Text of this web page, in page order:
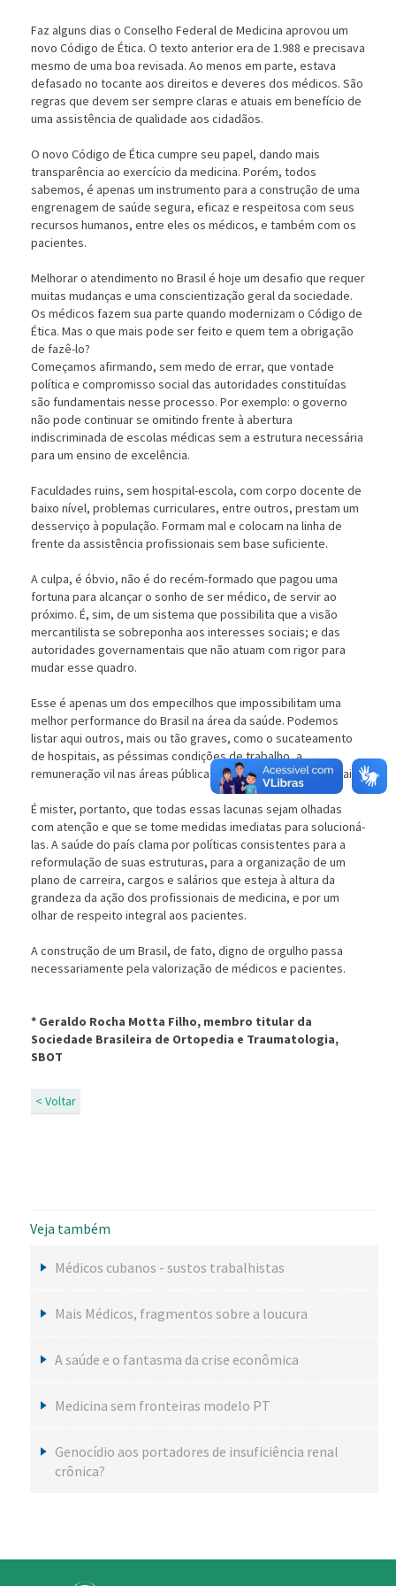
Faz alguns dias o Conselho Federal de Medicina aprovou um
novo Código de Ética. O texto anterior era de 1.988 e precisava
mesmo de uma boa revisada. Ao menos em parte, estava
defasado no tocante aos direitos e deveres dos médicos. São
regras que devem ser sempre claras e atuais em benefício de
uma assistência de qualidade aos cidadãos.
O novo Código de Ética cumpre seu papel, dando mais
transparência ao exercício da medicina. Porém, todos
sabemos, é apenas um instrumento para a construção de uma
engrenagem de saúde segura, eficaz e respeitosa com seus
recursos humanos, entre eles os médicos, e também com os
pacientes.
Melhorar o atendimento no Brasil é hoje um desafio que requer
muitas mudanças e uma conscientização geral da sociedade.
Os médicos fazem sua parte quando modernizam o Código de
Ética. Mas o que mais pode ser feito e quem tem a obrigação
de fazê-lo?
Começamos afirmando, sem medo de errar, que vontade
política e compromisso social das autoridades constituídas
são fundamentais nesse processo. Por exemplo: o governo
não pode continuar se omitindo frente à abertura
indiscriminada de escolas médicas sem a estrutura necessária
para um ensino de excelência.
Faculdades ruins, sem hospital-escola, com corpo docente de
baixo nível, problemas curriculares, entre outros, prestam um
desserviço à população. Formam mal e colocam na linha de
frente da assistência profissionais sem base suficiente.
A culpa, é óbvio, não é do recém-formado que pagou uma
fortuna para alcançar o sonho de ser médico, de servir ao
próximo. É, sim, de um sistema que possibilita que a visão
mercantilista se sobreponha aos interesses sociais; e das
autoridades governamentais que não atuam com rigor para
mudar esse quadro.
Esse é apenas um dos empecilhos que impossibilitam uma
melhor performance do Brasil na área da saúde. Podemos
listar aqui outros, mais ou tão graves, como o sucateamento
de hospitais, as péssimas condições de trabalho, a
remuneração vil nas áreas pública e suplementar, e por aí vai.
É mister, portanto, que todas essas lacunas sejam olhadas
com atenção e que se tome medidas imediatas para solucioná-
las. A saúde do país clama por políticas consistentes para a
reformulação de suas estruturas, para a organização de um
plano de carreira, cargos e salários que esteja à altura da
grandeza da ação dos profissionais de medicina, e por um
olhar de respeito integral aos pacientes.
A construção de um Brasil, de fato, digno de orgulho passa
necessariamente pela valorização de médicos e pacientes.
* Geraldo Rocha Motta Filho, membro titular da
Sociedade Brasileira de Ortopedia e Traumatologia,
SBOT
< Voltar
Veja também
Médicos cubanos - sustos trabalhistas
Mais Médicos, fragmentos sobre a loucura
A saúde e o fantasma da crise econômica
Medicina sem fronteiras modelo PT
Genocídio aos portadores de insuficiência renal
crônica?